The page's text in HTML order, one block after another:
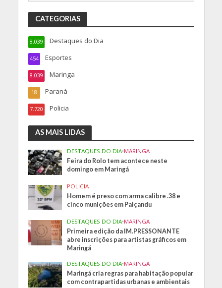
CATEGORIAS
Destaques do Dia
8.039
Esportes
454
Maringa
8.039
Paraná
18
Policia
7.720
AS MAIS LIDAS
DESTAQUES DO DIA•MARINGA
Feira do Rolo tem acontece neste
domingo em Maringá
POLICIA
Homem é preso com arma calibre .38 e
cinco munições em Paiçandu
DESTAQUES DO DIA•MARINGA
Primeira edição da IM.PRESSONANTE
abre inscrições para artistas gráficos em
Maringá
DESTAQUES DO DIA•MARINGA
Maringá cria regras para habitação popular
com contrapartidas urbanas e ambientais